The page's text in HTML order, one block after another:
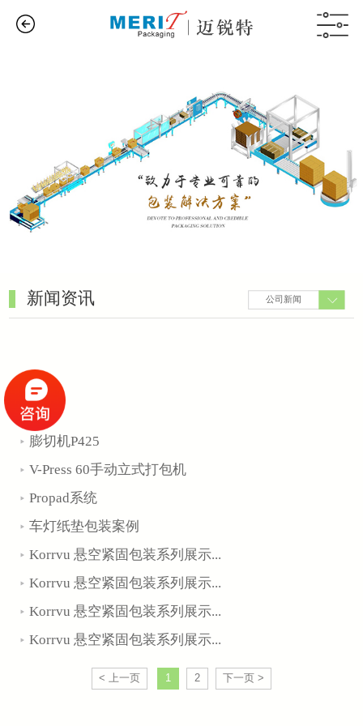
公司新闻
新闻资讯
膨切机P425
V-Press 60手动立式打包机
Propad系统
车灯纸垫包装案例
Korrvu 悬空紧固包装系列展示...
Korrvu 悬空紧固包装系列展示...
Korrvu 悬空紧固包装系列展示...
Korrvu 悬空紧固包装系列展示...
< 上一页 1 2 下一页 >